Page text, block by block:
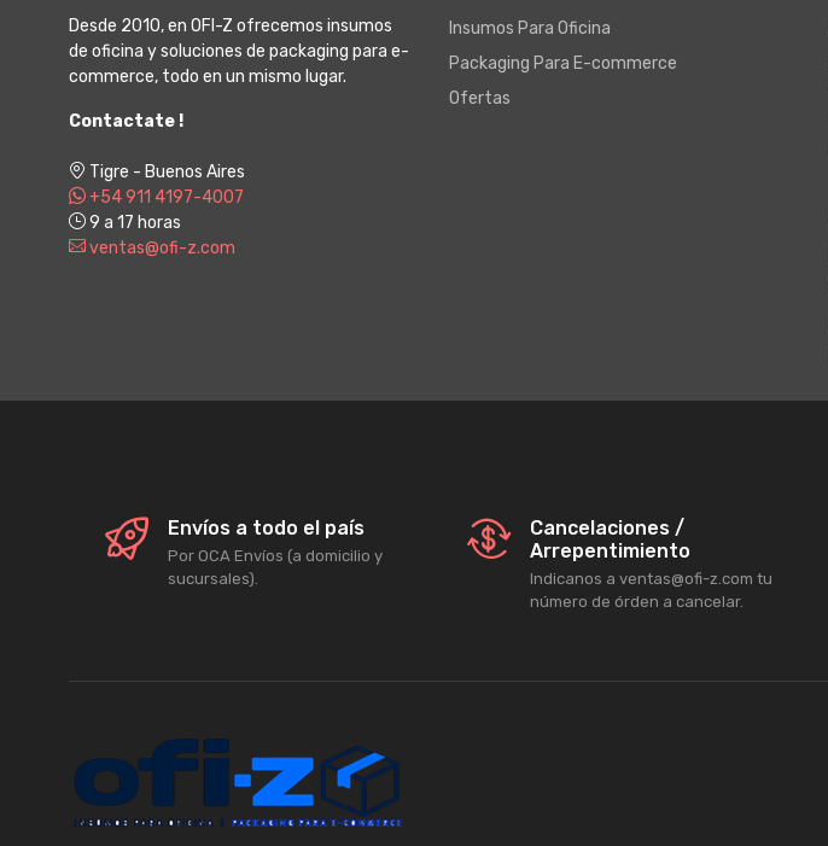
Desde 2010, en OFI-Z ofrecemos insumos
de oficina y soluciones de packaging para e-
commerce, todo en un mismo lugar.
Contactate !
Tigre - Buenos Aires
+54 911 4197-4007
9 a 17 horas
ventas@ofi-z.com
Insumos Para Oficina
Packaging Para E-commerce
Ofertas
Envíos a todo el país
Por OCA Envíos (a domicilio y
sucursales).
Cancelaciones /
Arrepentimiento
Indicanos a ventas@ofi-z.com tu
número de órden a cancelar.